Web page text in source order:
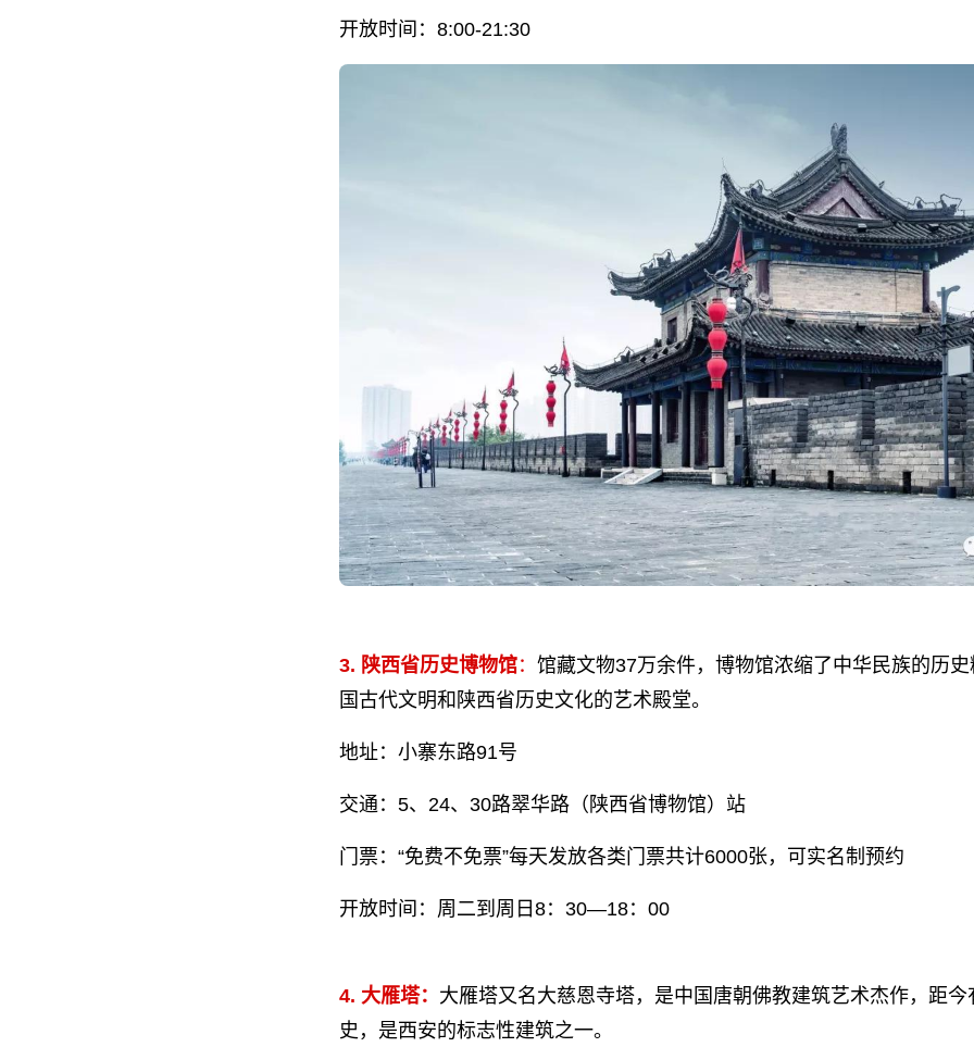
开放时间：8:00-21:30
3. 陕西省历史博物馆： 馆藏文物37万余件，博物馆浓缩了中华民族的历
国古代文明和陕西省历史文化的艺术殿堂。
地址：小寨东路91号
交通：5、24、30路翠华路（陕西省博物馆）站
门票：“免费不免票”每天发放各类门票共计6000张，可实名制预约
开放时间：周二到周日8：30—18：00
4. 大雁塔： 大雁塔又名大慈恩寺塔，是中国唐朝佛教建筑艺术杰作，距今
史，是西安的标志性建筑之一。